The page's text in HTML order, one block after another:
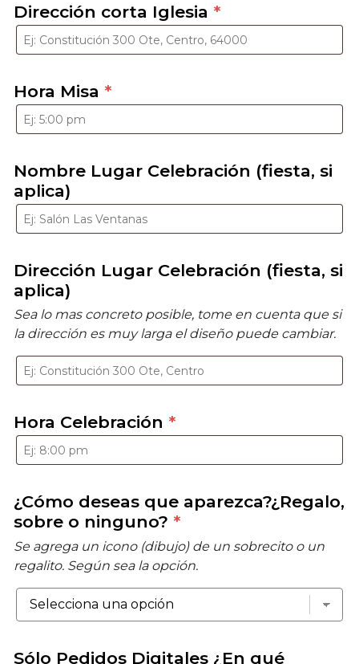
Dirección corta Iglesia *
Hora Misa *
Nombre Lugar Celebración (fiesta, si
aplica)
Dirección Lugar Celebración (fiesta, si
aplica)
Sea lo mas concreto posible, tome en cuenta que si
la dirección es muy larga el diseño puede cambiar.
Hora Celebración *
¿Cómo deseas que aparezca?¿Regalo,
sobre o ninguno? *
Se agrega un icono (dibujo) de un sobrecito o un
regalito. Según sea la opción.
Sólo Pedidos Digitales ¿En qué